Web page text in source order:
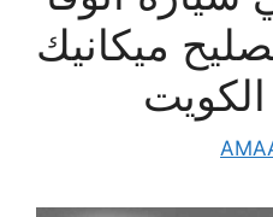
تصليح ميكانيك